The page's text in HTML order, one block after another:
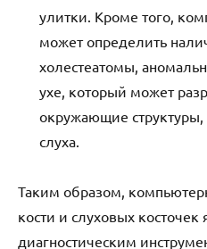
улитки. Кроме того,
может определить
холестеатомы,
ухе, который может
окружающие структуры,
слуха.
Таким образом,
кости и слуховых
диагностическим